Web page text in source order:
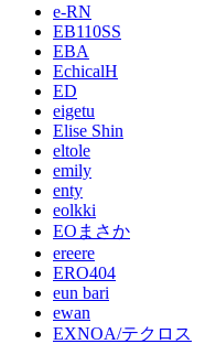
e-RN
EB110SS
EBA
EchicalH
ED
eigetu
Elise Shin
eltole
emily
enty
eolkki
EOまさか
ereere
ERO404
eun bari
ewan
EXNOA/テクロス